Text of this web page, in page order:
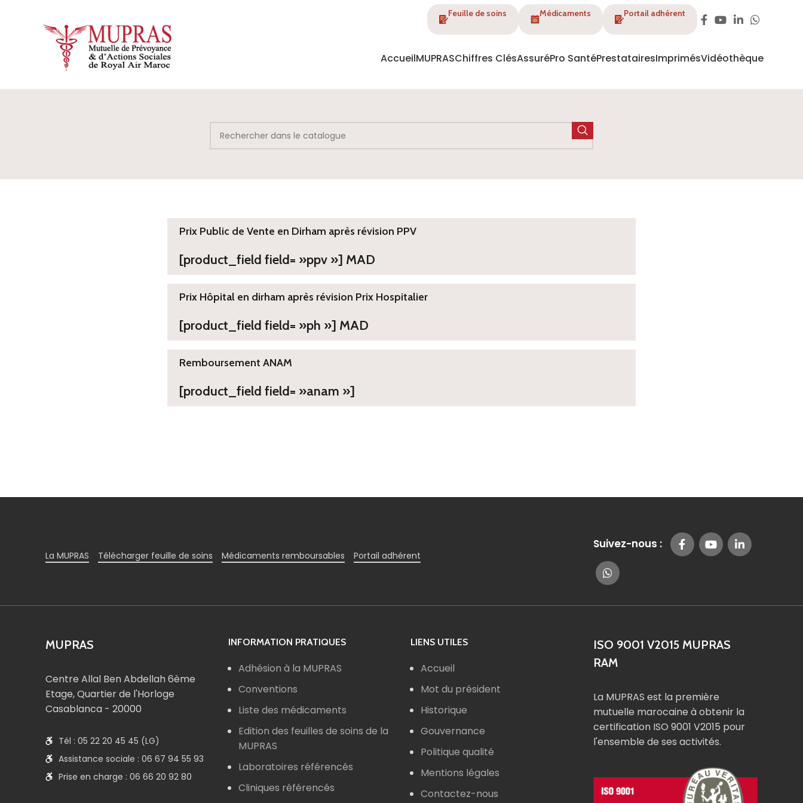
Feuille de soins Médicaments Portail adhérent
AccueilMUPRASChiffres ClésAssuréPro SantéPrestatairesImprimésVidéothèque
Prix Public de Vente en Dirham après révision PPV
[product_field field= »ppv »] MAD
Prix Hôpital en dirham après révision Prix Hospitalier
[product_field field= »ph »] MAD
Remboursement ANAM
[product_field field= »anam »]
La MUPRAS Télécharger feuille de soins Médicaments remboursables Portail adhérent
Suivez-nous :
MUPRAS
Centre Allal Ben Abdellah 6ème
Etage, Quartier de l'Horloge
Casablanca - 20000
Tél : 05 22 20 45 45 (LG)
Assistance sociale : 06 67 94 55 93
Prise en charge : 06 66 20 92 80
INFORMATION PRATIQUES
Adhésion à la MUPRAS
Conventions
Liste des médicaments
Edition des feuilles de soins de la
MUPRAS
Laboratoires référencés
Cliniques référencés
LIENS UTILES
Accueil
Mot du président
Historique
Gouvernance
Politique qualité
Mentions légales
Contactez-nous
ISO 9001 V2015 MUPRAS
RAM
La MUPRAS est la première
mutuelle marocaine à obtenir la
certification ISO 9001 V2015 pour
l'ensemble de ses activités.